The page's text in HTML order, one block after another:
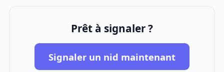
Prêt à signaler ?
Signaler un nid maintenant